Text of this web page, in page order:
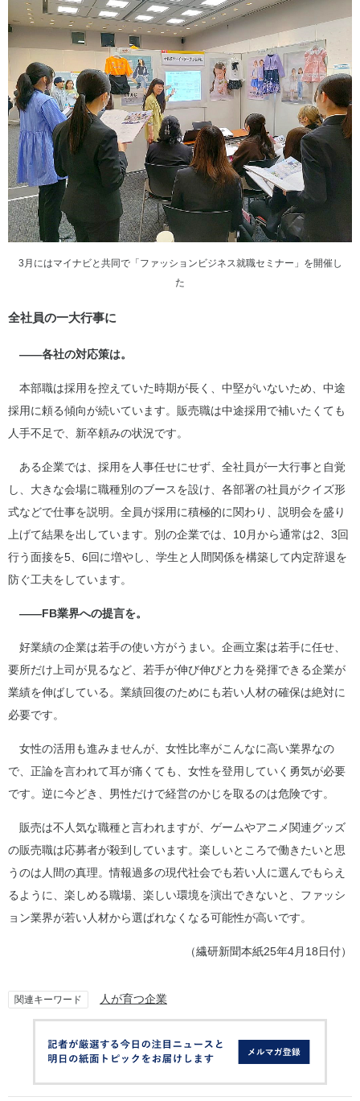
3月にはマイナビと共同で「ファッションビジネス就職セミナー」を開催し
た
全社員の一大行事に
――各社の対応策は。
本部職は採用を控えていた時期が長く、中堅がいないため、中途
採用に頼る傾向が続いています。販売職は中途採用で補いたくても
人手不足で、新卒頼みの状況です。
ある企業では、採用を人事任せにせず、全社員が一大行事と自覚
し、大きな会場に職種別のブースを設け、各部署の社員がクイズ形
式などで仕事を説明。全員が採用に積極的に関わり、説明会を盛り
上げて結果を出しています。別の企業では、10月から通常は2、3回
行う面接を5、6回に増やし、学生と人間関係を構築して内定辞退を
防ぐ工夫をしています。
――FB業界への提言を。
好業績の企業は若手の使い方がうまい。企画立案は若手に任せ、
要所だけ上司が見るなど、若手が伸び伸びと力を発揮できる企業が
業績を伸ばしている。業績回復のためにも若い人材の確保は絶対に
必要です。
女性の活用も進みませんが、女性比率がこんなに高い業界なの
で、正論を言われて耳が痛くても、女性を登用していく勇気が必要
です。逆に今どき、男性だけで経営のかじを取るのは危険です。
販売は不人気な職種と言われますが、ゲームやアニメ関連グッズ
の販売職は応募者が殺到しています。楽しいところで働きたいと思
うのは人間の真理。情報過多の現代社会でも若い人に選んでもらえ
るように、楽しめる職場、楽しい環境を演出できないと、ファッシ
ョン業界が若い人材から選ばれなくなる可能性が高いです。
（繊研新聞本紙25年4月18日付）
関連キーワード 人が育つ企業